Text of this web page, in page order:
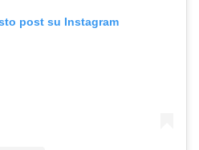
post su Instagram